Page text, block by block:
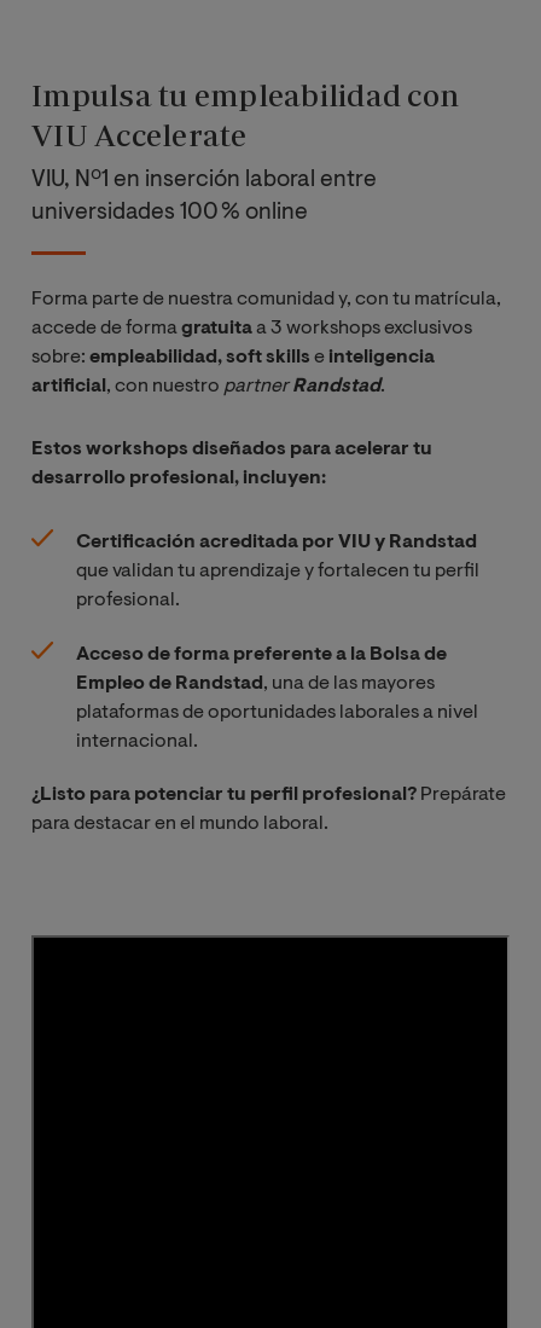
Visualización
de Datos
Negocio
Ciencia de
decisiones
estratégicas
Metodologías
de Gestión y
proyectos Big
Data
Redes
Deep learning
Impulsa tu empleabilidad con
VIU Accelerate
VIU, Nº1 en inserción laboral entre
universidades 100 % online
Forma parte de nuestra comunidad y, con tu matrícula,
accede de formagratuitaa 3 workshops exclusivos
sobre: empleabilidad, soft skills e inteligencia
artificial , con nuestro partner Randstad.
Estos workshops diseñados para acelerar tu
desarrollo profesional, incluyen:
Certificación acreditada por VIU y Randstad
que validan tu aprendizaje y fortalecen tu perfil
profesional.
Acceso de forma preferente a la Bolsa de
Empleo de Randstad , una de las mayores
plataformas de oportunidades laborales a nivel
internacional.
¿Listo para potenciar tu perfil profesional? Prepárate
para destacar en el mundo laboral.